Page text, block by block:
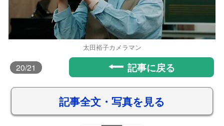
太田裕子カメラマン
20/21 記事に戻る
記事全文・写真を見る